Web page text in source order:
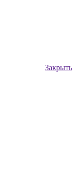
Закрыть